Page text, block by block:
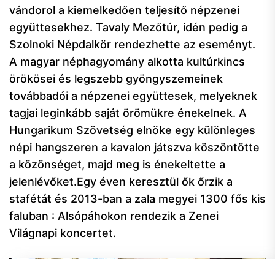
vándorol a kiemelkedően teljesítő népzenei
együttesekhez. Tavaly Mezőtúr, idén pedig a
Szolnoki Népdalkör rendezhette az eseményt.
A magyar néphagyomány alkotta kultúrkincs
örökösei és legszebb gyöngyszemeinek
továbbadói a népzenei együttesek, melyeknek
tagjai leginkább saját örömükre énekelnek. A
Hungarikum Szövetség elnöke egy különleges
népi hangszeren a kavalon játszva köszöntötte
a közönséget, majd meg is énekeltette a
jelenlévőket.Egy éven keresztül ők őrzik a
stafétát és 2013-ban a zala megyei 1300 fős kis
faluban : Alsópáhokon rendezik a Zenei
Világnapi koncertet.